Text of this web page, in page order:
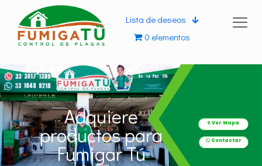
Lista de deseos
0 elementos
Adquiere
productos para
Fumigar Tú
Contactar
Ver Mapa